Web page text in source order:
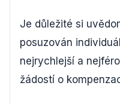
Je důležité si
posuzován
nejrychlejší a
žádostí o